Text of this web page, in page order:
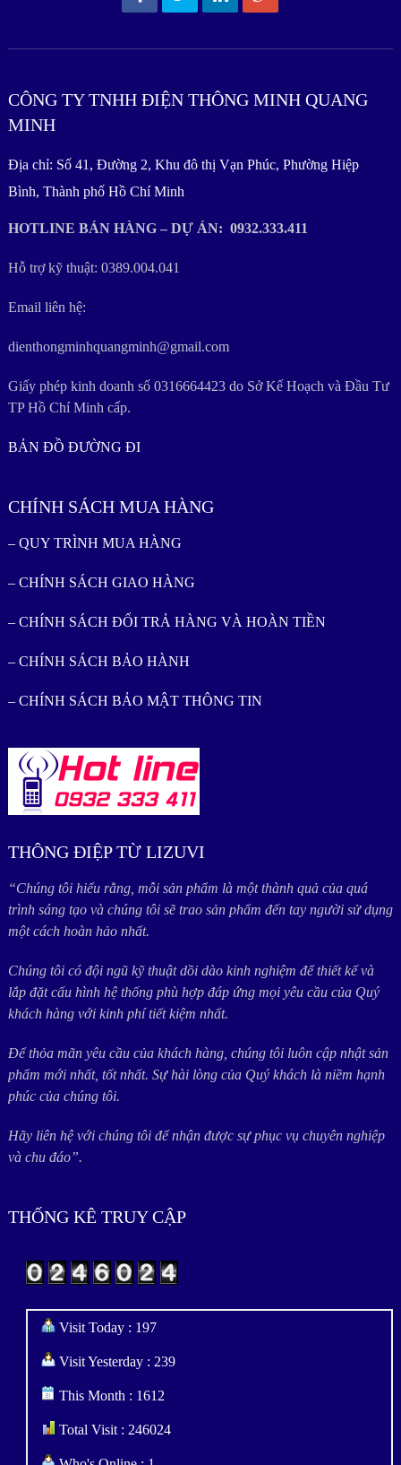
CÔNG TY TNHH ĐIỆN THÔNG MINH QUANG
MINH
Địa chỉ: Số 41, Đường 2, Khu đô thị Vạn Phúc, Phường Hiệp
Bình, Thành phố Hồ Chí Minh
HOTLINE BÁN HÀNG – DỰ ÁN: 0932.333.411
Hỗ trợ kỹ thuật: 0389.004.041
Email liên hệ:
dienthongminhquangminh@gmail.com
Giấy phép kinh doanh số 0316664423 do Sở Kế Hoạch và Đầu Tư
TP Hồ Chí Minh cấp.
BẢN ĐỒ ĐƯỜNG ĐI
CHÍNH SÁCH MUA HÀNG
– QUY TRÌNH MUA HÀNG
– CHÍNH SÁCH GIAO HÀNG
– CHÍNH SÁCH ĐỔI TRẢ HÀNG VÀ HOÀN TIỀN
– CHÍNH SÁCH BẢO HÀNH
– CHÍNH SÁCH BẢO MẬT THÔNG TIN
THÔNG ĐIỆP TỪ LIZUVI
“Chúng tôi hiểu rằng, mỗi sản phẩm là một thành quả của quá
trình sáng tạo và chúng tôi sẽ trao sản phẩm đến tay người sử dụng
một cách hoàn hảo nhất.
Chúng tôi có đội ngũ kỹ thuật dồi dào kinh nghiệm để thiết kế và
lắp đặt cấu hình hệ thống phù hợp đáp ứng mọi yêu cầu của Quý
khách hàng với kinh phí tiết kiệm nhất.
Để thỏa mãn yêu cầu của khách hàng, chúng tôi luôn cập nhật sản
phẩm mới nhất, tốt nhất. Sự hài lòng của Quý khách là niềm hạnh
phúc của chúng tôi.
Hãy liên hệ với chúng tôi để nhận được sự phục vụ chuyên nghiệp
và chu đáo”.
THỐNG KÊ TRUY CẬP
Visit Today : 197
Visit Yesterday : 239
This Month : 1612
Total Visit : 246024